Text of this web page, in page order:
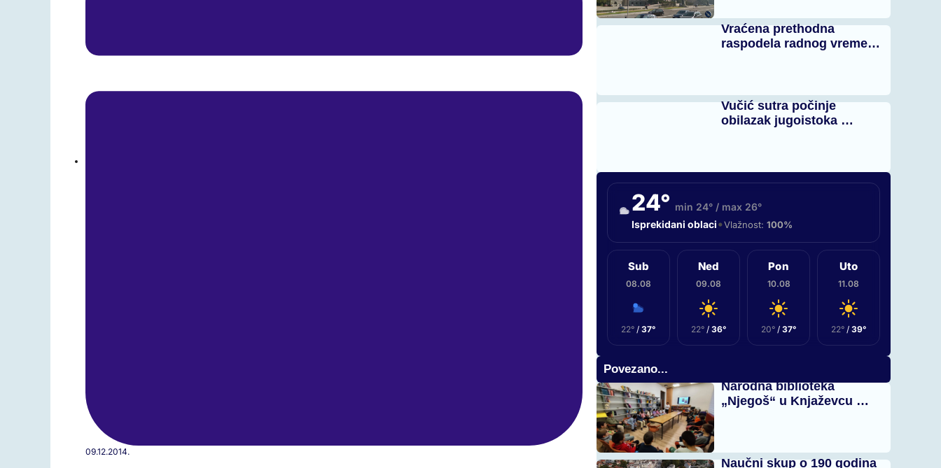
09.12.2014.
Vraćena prethodna
raspodela radnog vreme…
Vučić sutra počinje
obilazak jugoistoka …
24° min 24° / max 26°
Isprekidani oblaci•Vlažnost: 100%
Sub
08.08
22° / 37°
Ned
09.08
22°/ 36°
Pon
10.08
20°/ 37°
Uto
11.08
22°/ 39°
Povezano...
Narodna biblioteka
„Njegoš“ u Knjaževcu …
Naučni skup o 190 godina